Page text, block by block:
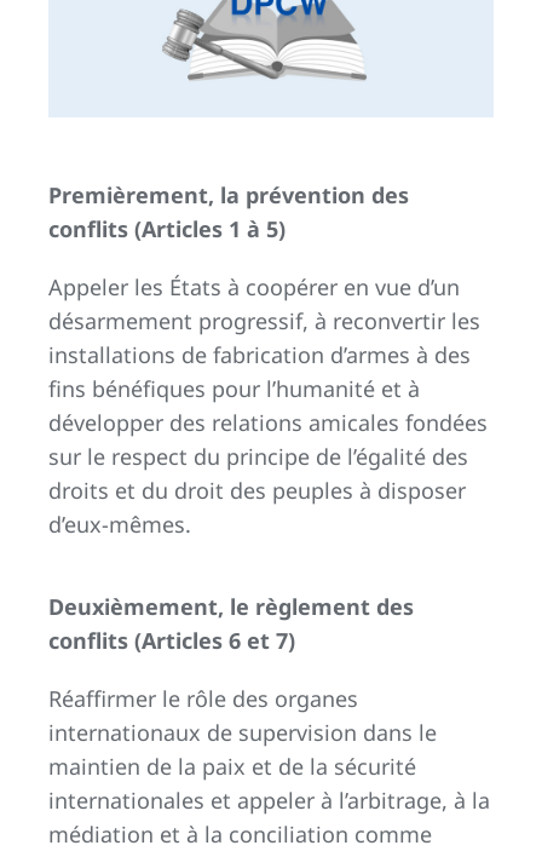
Premièrement, la prévention des
conflits (Articles 1 à 5)
Appeler les États à coopérer en vue d’un
désarmement progressif, à reconvertir les
installations de fabrication d’armes à des
fins bénéfiques pour l’humanité et à
développer des relations amicales fondées
sur le respect du principe de l’égalité des
droits et du droit des peuples à disposer
d’eux-mêmes.
Deuxièmement, le règlement des
conflits (Articles 6 et 7)
Réaffirmer le rôle des organes
internationaux de supervision dans le
maintien de la paix et de la sécurité
internationales et appeler à l’arbitrage, à la
médiation et à la conciliation comme